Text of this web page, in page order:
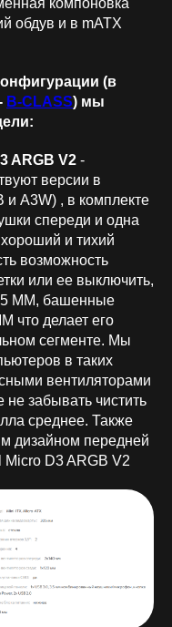
компоновка
обдув и в mATX
(в
B-CLASS) мы
ARGB V2 -
версии в
и A3W) , в комплекте
спереди и одна
и тихий
возможность
или ее выключить,
ММ, башенные
что делает его
сегменте. Мы
в таких
вентиляторами
не забывать чистить
среднее. Также
дизайном передней
D3 ARGB V2